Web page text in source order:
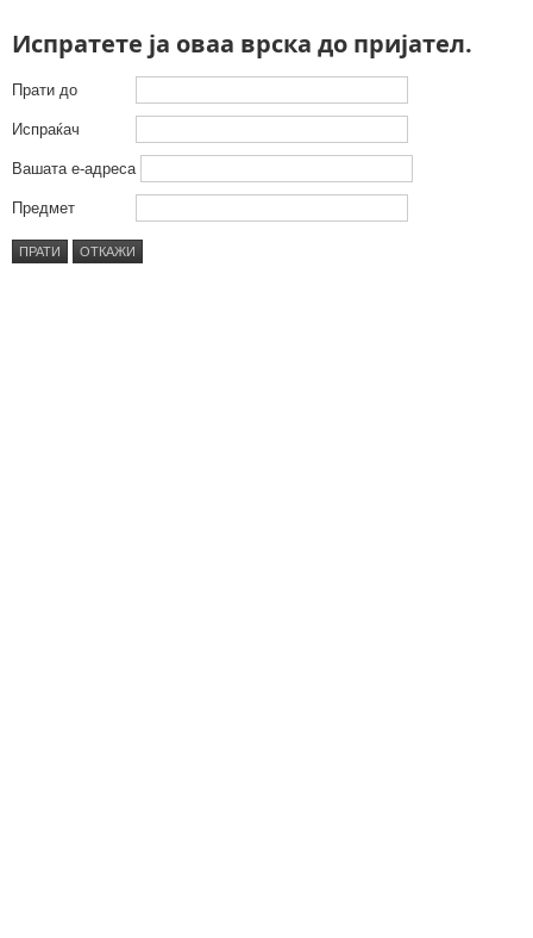
Испратете ја оваа врска до пријател.
Прати до
Испраќач
Вашата е-адреса
Предмет
ПРАТИ ОТКАЖИ